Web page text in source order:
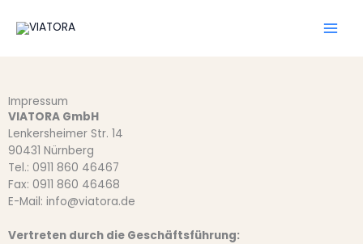
Inhalt
Impressum
VIATORA GmbH
Lenkersheimer Str. 14
90431 Nürnberg
Tel.: 0911 860 46467
Fax: 0911 860 46468
E-Mail: info@viatora.de
Vertreten durch die Geschäftsführung: